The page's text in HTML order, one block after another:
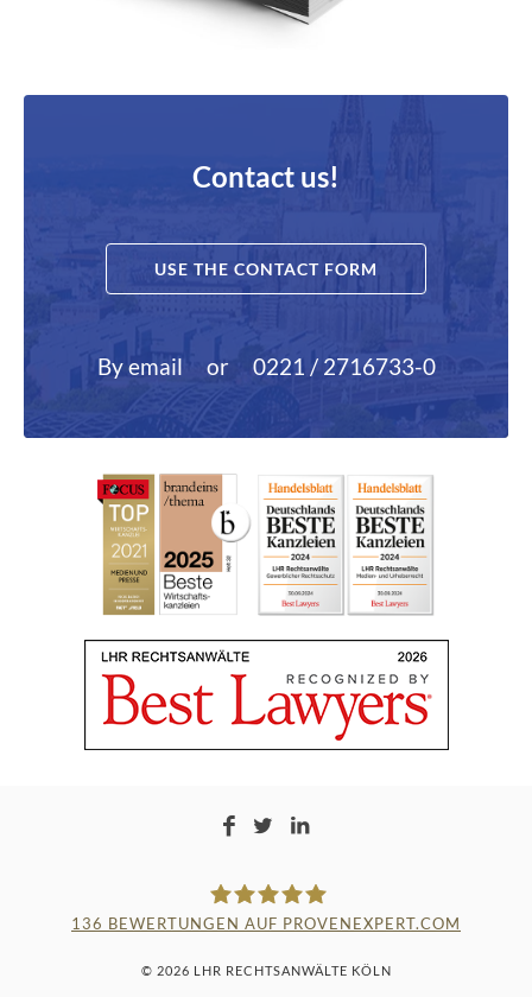
Contact us!
USE THE CONTACT FORM
By email or 0221 / 2716733-0
LAMPMANN, HABERKAMM &
136 BEWERTUNGEN AUF PROVENEXPERT.COM
© 2026 LHR RECHTSANWÄLTE KÖLN